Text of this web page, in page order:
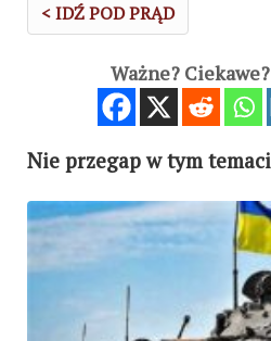
< IDŹ POD PRĄD
Ważne?
Nie przegap w tym